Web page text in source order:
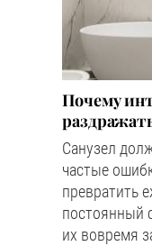
Почему
Санузел
частые
превратить
постоянный
их вовремя